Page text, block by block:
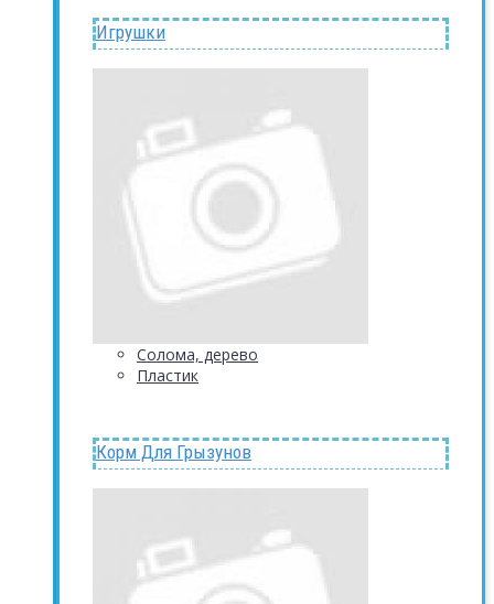
Игрушки
Солома, дерево
Пластик
Корм Для Грызунов